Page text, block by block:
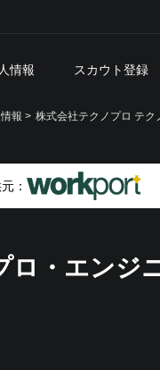
情報 スカウト登録
報 > 株式会社テクノプロ テク
：
ロ・エンジ